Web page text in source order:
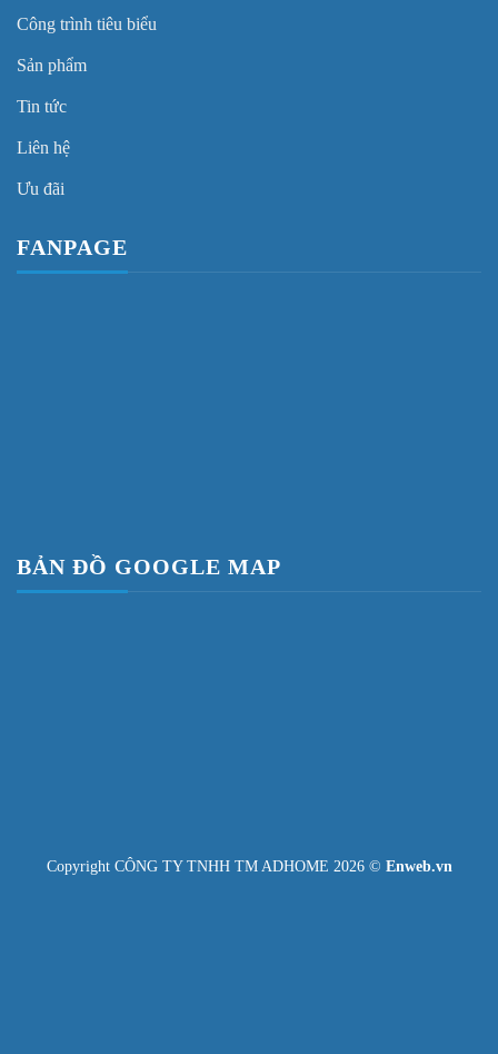
Công trình tiêu biểu
Sản phẩm
Tin tức
Liên hệ
Ưu đãi
FANPAGE
BẢN ĐỒ GOOGLE MAP
Copyright CÔNG TY TNHH TM ADHOME 2026 © Enweb.vn